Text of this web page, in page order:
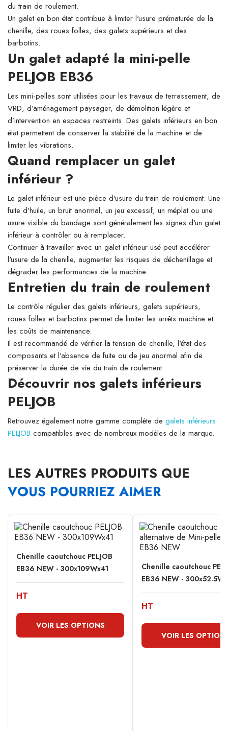
du train de roulement.
Un galet en bon état contribue à limiter l'usure prématurée de la
chenille, des roues folles, des galets supérieurs et des
barbotins.
Un galet adapté la mini-pelle
PELJOB EB36
Les mini-pelles sont utilisées pour les travaux de terrassement, de
VRD, d’aménagement paysager, de démolition légère et
d’intervention en espaces restreints. Des galets inférieurs en bon
état permettent de conserver la stabilité de la machine et de
limiter les vibrations.
Quand remplacer un galet
inférieur ?
Le galet inférieur est une pièce d'usure du train de roulement. Une
fuite d'huile, un bruit anormal, un jeu excessif, un méplat ou une
usure visible du bandage sont généralement les signes d'un galet
inférieur à contrôler ou à remplacer.
Continuer à travailler avec un galet inférieur usé peut accélérer
l'usure de la chenille, augmenter les risques de déchenillage et
dégrader les performances de la machine.
Entretien du train de roulement
Le contrôle régulier des galets inférieurs, galets supérieurs,
roues folles et barbotins permet de limiter les arrêts machine et
les coûts de maintenance.
Il est recommandé de vérifier la tension de chenille, l'état des
composants et l'absence de fuite ou de jeu anormal afin de
préserver la durée de vie du train de roulement.
Découvrir nos galets inférieurs
PELJOB
Retrouvez également notre gamme complète de galets inférieurs
PELJOB compatibles avec de nombreux modèles de la marque.
LES AUTRES PRODUITS QUE
VOUS POURRIEZ AIMER
Chenille caoutchouc PELJOB
EB36 NEW - 300x109Wx41
HT
VOIR LES OPTIONS
Chenille caoutchouc
EB36 NEW -
HT
VOIR LES